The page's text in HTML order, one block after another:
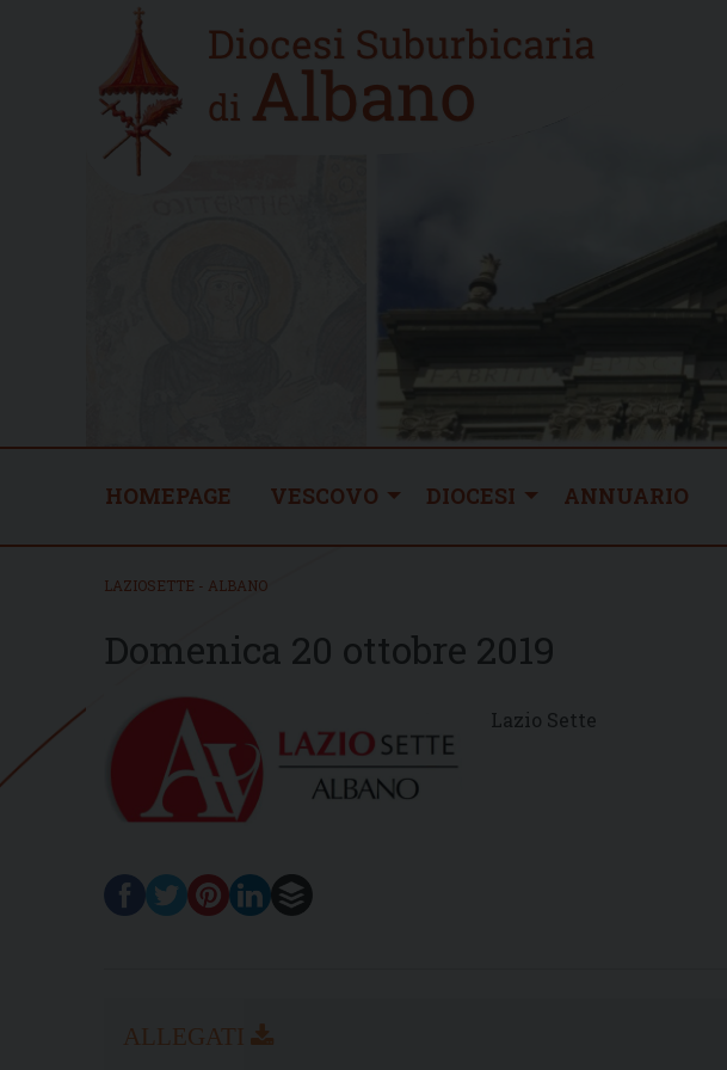
Home
new
HOMEPAGE VESCOVO DIOCESI ANNUARIO
LAZIOSETTE - ALBANO
Domenica 20 ottobre 2019
Lazio Sette